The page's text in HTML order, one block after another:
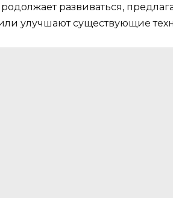
развиваться,
улучшают существующие